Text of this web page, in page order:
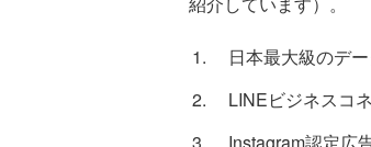
日本最大級のデー
LINEビジネスコ